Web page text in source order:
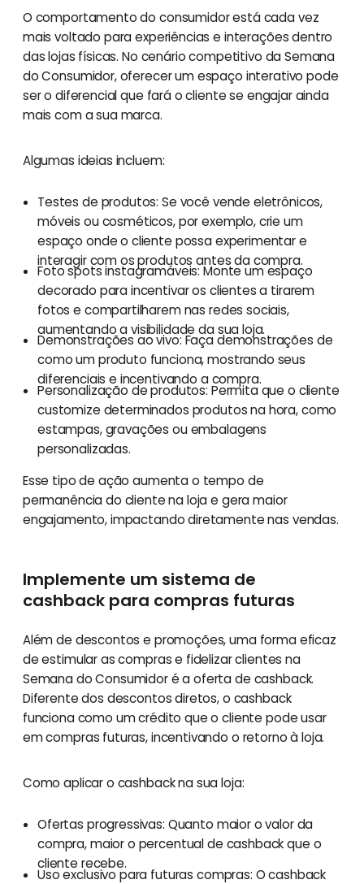
O comportamento do consumidor está cada vez
mais voltado para experiências e interações dentro
das lojas físicas. No cenário competitivo da Semana
do Consumidor, oferecer um espaço interativo pode
ser o diferencial que fará o cliente se engajar ainda
mais com a sua marca.
Algumas ideias incluem:
Testes de produtos: Se você vende eletrônicos,
móveis ou cosméticos, por exemplo, crie um
espaço onde o cliente possa experimentar e
interagir com os produtos antes da compra.
Foto spots instagramáveis: Monte um espaço
decorado para incentivar os clientes a tirarem
fotos e compartilharem nas redes sociais,
aumentando a visibilidade da sua loja.
Demonstrações ao vivo: Faça demonstrações de
como um produto funciona, mostrando seus
diferenciais e incentivando a compra.
Personalização de produtos: Permita que o cliente
customize determinados produtos na hora, como
estampas, gravações ou embalagens
personalizadas.
Esse tipo de ação aumenta o tempo de
permanência do cliente na loja e gera maior
engajamento, impactando diretamente nas vendas.
Implemente um sistema de
cashback para compras futuras
Além de descontos e promoções, uma forma eficaz
de estimular as compras e fidelizar clientes na
Semana do Consumidor é a oferta de cashback.
Diferente dos descontos diretos, o cashback
funciona como um crédito que o cliente pode usar
em compras futuras, incentivando o retorno à loja.
Como aplicar o cashback na sua loja:
Ofertas progressivas: Quanto maior o valor da
compra, maior o percentual de cashback que o
cliente recebe.
Uso exclusivo para futuras compras: O cashback